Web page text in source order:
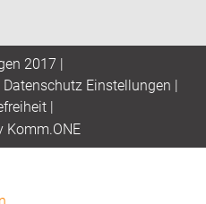
2017 |
Datenschutz Einstellungen |
|
Komm.ONE